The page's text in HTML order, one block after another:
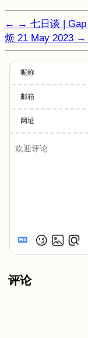
← → 七日谈 |
烦 21 May 2023 →
昵称
邮箱
网址
评论